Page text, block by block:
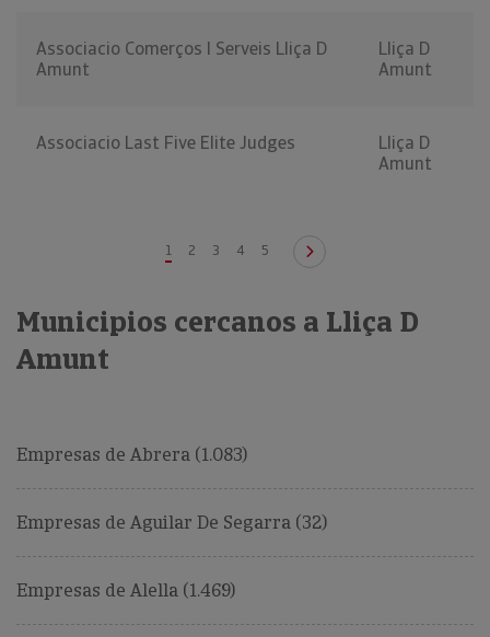
Associacio Comerços I Serveis Lliça D
Amunt
Lliça D
Amunt
Associacio Last Five Elite Judges
Lliça D
Amunt
1 2 3 4 5
Municipios cercanos a Lliça D
Amunt
Empresas de Abrera (1.083)
Empresas de Aguilar De Segarra (32)
Empresas de Alella (1.469)